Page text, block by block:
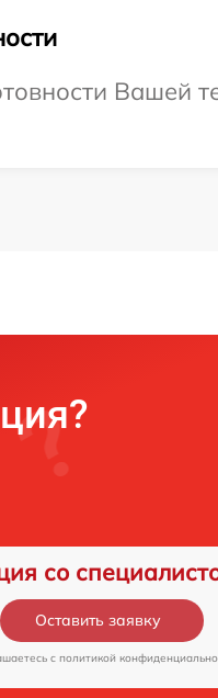
Вашей
со
Оставить заявку
c политикой